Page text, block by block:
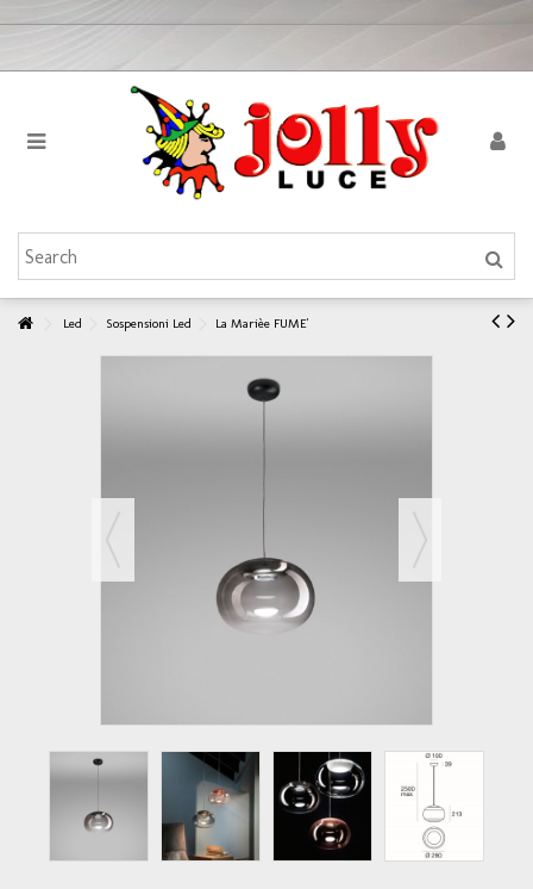
Led Sospensioni Led La Marièe FUME'